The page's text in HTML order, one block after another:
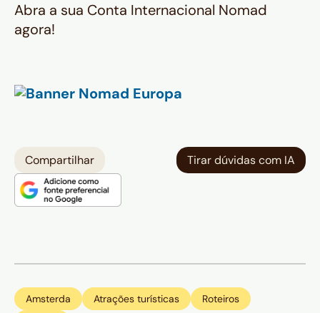
Abra a sua Conta Internacional Nomad
agora!
Compartilhar Tirar dúvidas com IA
Amsterda Atrações turísticas
Roteiros